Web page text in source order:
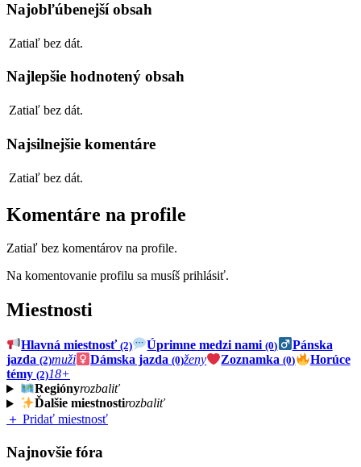
Najobľúbenejší obsah
Zatiaľ bez dát.
Najlepšie hodnotený obsah
Zatiaľ bez dát.
Najsilnejšie komentáre
Zatiaľ bez dát.
Komentáre na profile
Zatiaľ bez komentárov na profile.
Na komentovanie profilu sa musíš prihlásiť.
Miestnosti
Hlavná miestnosť(2) Úprimne medzi nami(0)
Pánska
jazda (2)muži Dámska jazda(0)ženy Zoznamka(0)
Horúce
témy (2)18+
Regiónyrozbaliť
Ďalšie miestnostirozbaliť
＋ Pridať miestnosť
Najnovšie fóra